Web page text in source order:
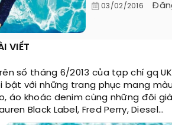
03/02/2016
VIẾT
số tháng 6/2013 của tạp chí gq
bật với những trang phục mang
áo khoác denim cùng những đôi
Black Label, Fred Perry, Diesel…